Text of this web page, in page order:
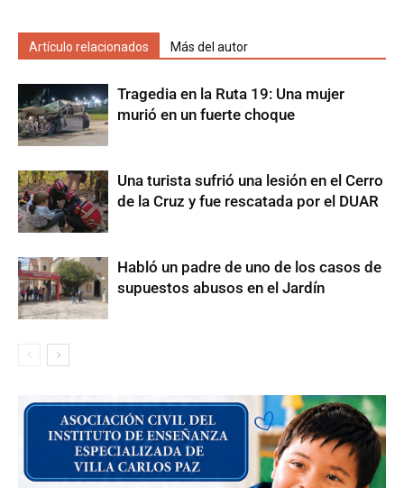
Artículo relacionados Más del autor
Tragedia en la Ruta 19: Una mujer
murió en un fuerte choque
Una turista sufrió una lesión en el Cerro
de la Cruz y fue rescatada por el DUAR
Habló un padre de uno de los casos de
supuestos abusos en el Jardín